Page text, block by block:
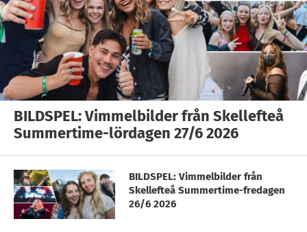
BILDSPEL: Vimmelbilder från Skellefteå
Summertime-lördagen 27/6 2026
BILDSPEL: Vimmelbilder från
Skellefteå Summertime-fredagen
26/6 2026